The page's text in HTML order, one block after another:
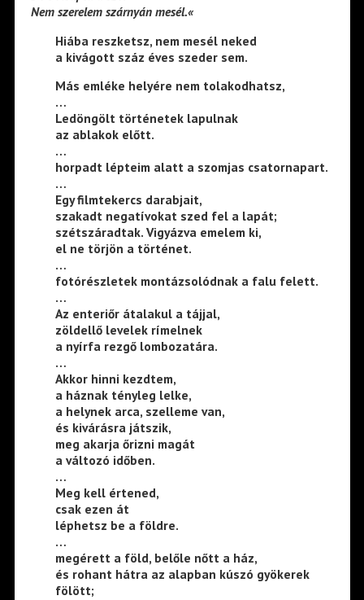
Nem szerelem szárnyán mesél.«
Hiába reszketsz, nem mesél neked
a kivágott száz éves szeder sem.
Más emléke helyére nem tolakodhatsz,
…
Ledöngölt történetek lapulnak
az ablakok előtt.
…
horpadt lépteim alatt a szomjas csatornapart.
…
Egy filmtekercs darabjait,
szakadt negatívokat szed fel a lapát;
szétszáradtak. Vigyázva emelem ki,
el ne törjön a történet.
…
fotórészletek montázsolódnak a falu felett.
…
Az enteriőr átalakul a tájjal,
zöldellő levelek rímelnek
a nyírfa rezgő lombozatára.
…
Akkor hinni kezdtem,
a háznak tényleg lelke,
a helynek arca, szelleme van,
és kivárásra játszik,
meg akarja őrizni magát
a változó időben.
…
Meg kell értened,
csak ezen át
léphetsz be a földre.
…
megérett a föld, belőle nőtt a ház,
és rohant hátra az alapban kúszó gyökerek
fölött;